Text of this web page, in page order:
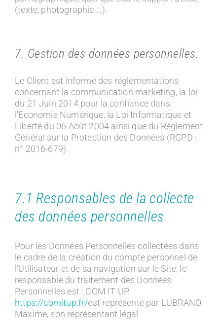
(texte, photographie …).
7. Gestion des données personnelles.
Le Client est informé des réglementations
concernant la communication marketing, la loi
du 21 Juin 2014 pour la confiance dans
l’Economie Numérique, la Loi Informatique et
Liberté du 06 Août 2004 ainsi que du Règlement
Général sur la Protection des Données (RGPD :
n° 2016-679).
7.1 Responsables de la collecte
des données personnelles
Pour les Données Personnelles collectées dans
le cadre de la création du compte personnel de
l’Utilisateur et de sa navigation sur le Site, le
responsable du traitement des Données
Personnelles est : COM IT UP.
https://comitup.fr/est représenté par LUBRANO
Maxime, son représentant légal